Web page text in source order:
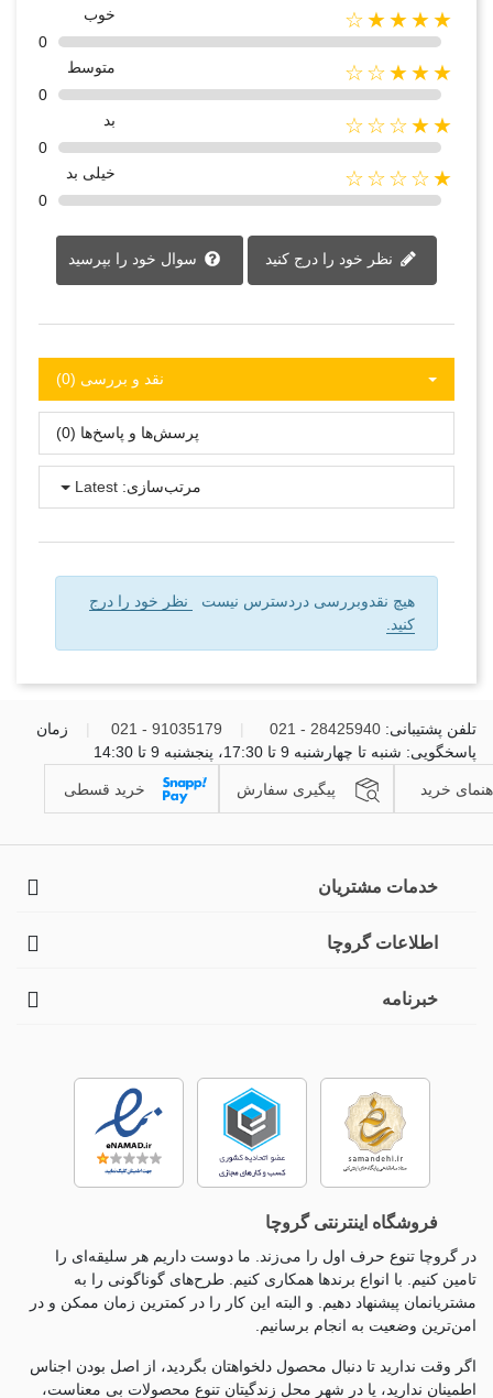
★★★★☆
خوب
0
★★★☆☆
متوسط
0
★★☆☆☆
بد
0
★☆☆☆☆
خیلی بد
0
سوال خود را بپرسید
نقد و بررسی‌‌ (0)
پرسش‌ها و پاسخ‌ها (0)
مرتب‌سازی: Latest
هیچ نقدوبررسی دردسترس نیست
نظر خود را درج
کنید.
تلفن پشتیبانی: 28425940 - 021
91035179 - 021
زمان
پاسخگویی: شنبه تا چهارشنبه 9 تا 17:30، پنجشنبه 9 تا 14:30
خرید پیگیری سفارش خرید قسطی
خدمات مشتریان
اطلاعات گروچا
خبرنامه
فروشگاه اینترنتی گروچا
در گروچا تنوع حرف اول را می‌زند. ما دوست داریم هر سلیقه‌ای را
تامین کنیم. با انواع برندها همکاری کنیم. طرح‌های گوناگونی را به
مشتریانمان پیشنهاد دهیم. و البته این کار را در کمترین زمان ممکن و در
امن‌ترین وضعیت به انجام برسانیم.
اگر وقت ندارید تا دنبال محصول دلخواهتان بگردید، از اصل بودن اجناس
اطمینان ندارید، یا در شهر محل زندگیتان تنوع محصولات بی معناست،